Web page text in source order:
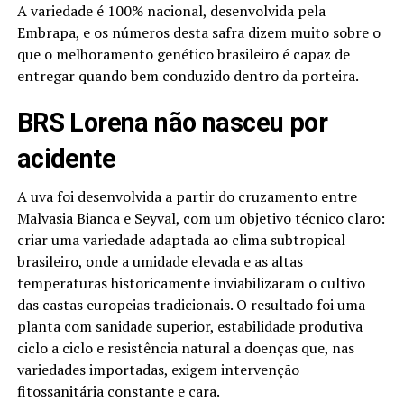
A variedade é 100% nacional, desenvolvida pela
Embrapa, e os números desta safra dizem muito sobre o
que o melhoramento genético brasileiro é capaz de
entregar quando bem conduzido dentro da porteira.
BRS Lorena não nasceu por
acidente
A uva foi desenvolvida a partir do cruzamento entre
Malvasia Bianca e Seyval, com um objetivo técnico claro:
criar uma variedade adaptada ao clima subtropical
brasileiro, onde a umidade elevada e as altas
temperaturas historicamente inviabilizaram o cultivo
das castas europeias tradicionais. O resultado foi uma
planta com sanidade superior, estabilidade produtiva
ciclo a ciclo e resistência natural a doenças que, nas
variedades importadas, exigem intervenção
fitossanitária constante e cara.